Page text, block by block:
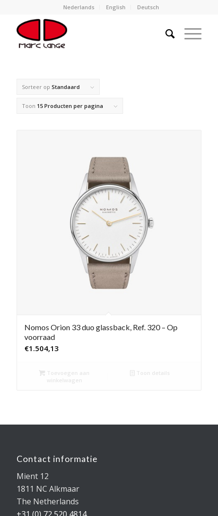
Nederlands English Deutsch
Sorteer op Standaard
Toon 15 Producten per pagina
Nomos Orion 33 duo glassback, Ref. 320 – Op
voorraad
€1.504,13
Toevoegen aan
winkelwagen
Toon details
Contact informatie
Mient 12
1811 NC Alkmaar
The Netherlands